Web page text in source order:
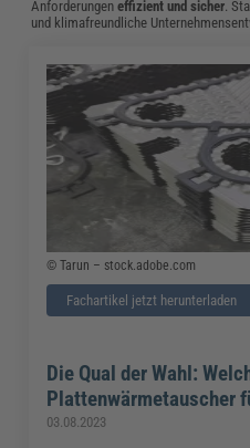
Anforderungeneffizient und sicher.
und klimafreundliche
© Tarun – stock.adobe.com
Fachartikel jetzt herunterladen
Die Qual der Wahl:
Plattenwärmetauscher
03.08.2023